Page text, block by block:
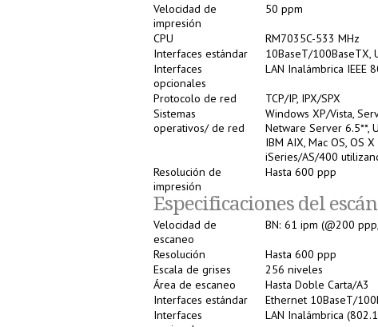
Velocidad de
impresión
50 ppm
CPU
RM7035C-533 MHz
Interfaces estándar
10BaseT/100BaseTX,
Interfaces
opcionales
LAN Inalámbrica IEEE
Protocolo de red
TCP/IP, IPX/SPX
Sistemas
operativos/ de red
Windows XP/Vista,
Netware Server 6.5**,
IBM AIX, Mac OS, OS
iSeries/AS/400
Resolución de
impresión
Hasta 600 ppp
Especificaciones del
Velocidad de
escaneo
BN: 61 ipm (@200
Resolución
Hasta 600 ppp
Escala de grises
256 niveles
Área de escaneo
Hasta Doble Carta/A3
Interfaces estándar
Ethernet 10BaseT/
Interfaces
LAN Inalámbrica